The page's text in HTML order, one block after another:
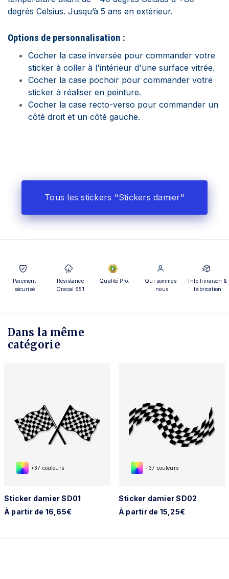
degrés Celsius. Jusqu’à 5 ans en extérieur.
Options de personnalisation :
Cocher la case inversée pour commander votre
sticker à coller à l'intérieur d'une surface vitrée.
Cocher la case pochoir pour commander votre
sticker à réaliser en peinture.
Cocher la case recto-verso pour commander un
côté droit et un côté gauche.
Tous les stickers "Stickers damier"
Paiement
sécurisé
Résistance
Oracal 651
Qualité Pro.
Qui sommes-
nous
Info livraison &
fabrication
Dans la même
catégorie
+37 couleurs
Sticker damier SD01
À partir de 16,65€
+37 couleurs
Sticker damier SD02
À partir de 15,25€